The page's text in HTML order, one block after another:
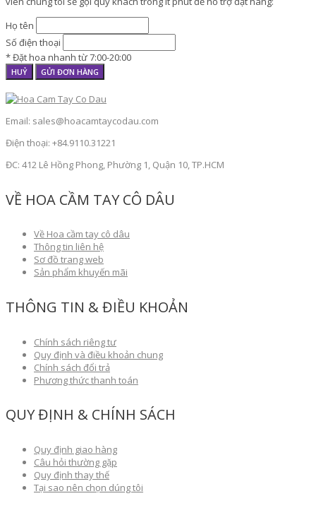
Họ tên
Số điện thoại
* Đặt hoa nhanh từ 7:00-20:00
HUỶ GỬI ĐƠN HÀNG
Email: sales@hoacamtaycodau.com
Điện thoại: +84.9110.31221
ĐC: 412 Lê Hồng Phong, Phường 1, Quận 10, TP.HCM
VỀ HOA CẦM TAY CÔ DÂU
Về Hoa cầm tay cô dâu
Thông tin liên hệ
Sơ đồ trang web
Sản phẩm khuyến mãi
THÔNG TIN & ĐIỀU KHOẢN
Chính sách riêng tư
Quy định và điều khoản chung
Chính sách đổi trả
Phương thức thanh toán
QUY ĐỊNH & CHÍNH SÁCH
Quy định giao hàng
Câu hỏi thường gặp
Quy định thay thế
Tại sao nên chọn dúng tôi